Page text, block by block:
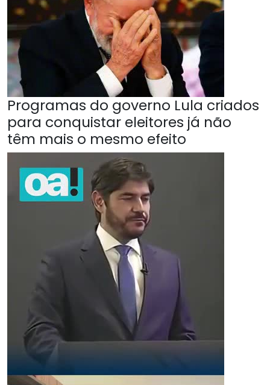
Programas do governo Lula criados
para conquistar eleitores já não
têm mais o mesmo efeito